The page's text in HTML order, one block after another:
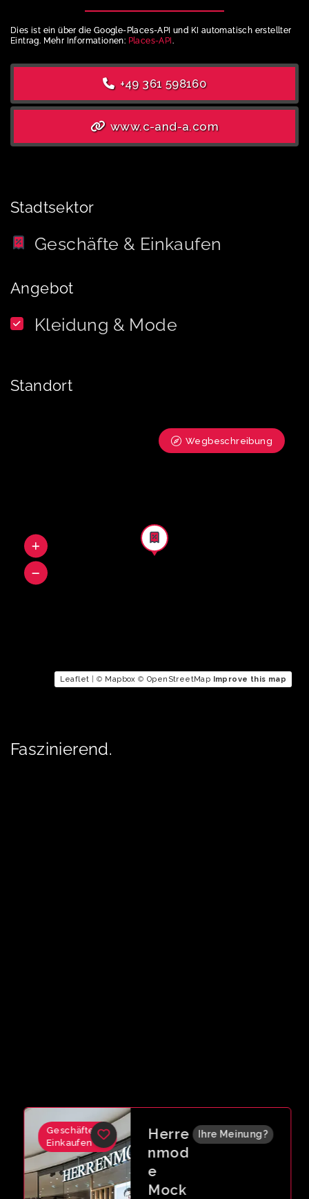
Dies ist ein über die Google-Places-API und KI automatisch erstellter
Eintrag. Mehr Informationen: Places-API .
+49 361 598160
www.c-and-a.com
Stadtsektor
Geschäfte & Einkaufen
Angebot
Kleidung & Mode
Standort
Leaflet | © Mapbox © OpenStreetMap Improve this map
Wegbeschreibung
Faszinierend.
Geschäfte &
Einkaufen
Herre
nmod
e
Mock
Ihre Meinung?